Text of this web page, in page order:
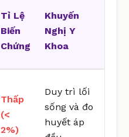
Tỉ Lệ
Biến
Chứng
Khuyến
Nghị Y
Khoa
Thấp
(<
2%)
Duy trì lối
sống và đo
huyết áp